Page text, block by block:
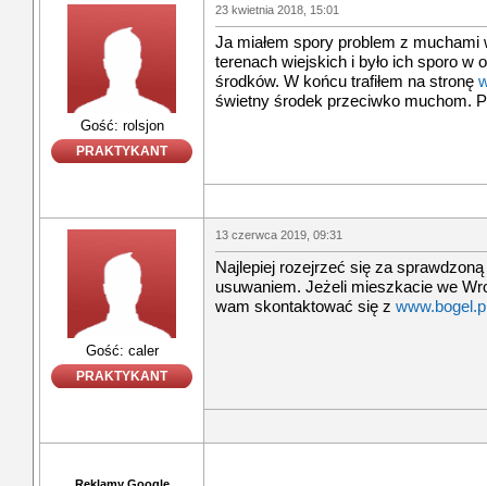
Gość: rolsjon
PRAKTYKANT
23 kwietnia 2018, 15:01
Ja miałem spory problem z
terenach wiejskich i było ich sporo w
środków. W końcu trafiłem na stronę
świetny środek przeciwko muchom.
Gość: caler
PRAKTYKANT
13 czerwca 2019, 09:31
Najlepiej rozejrzeć się za
usuwaniem. Jeżeli mieszkacie we
wam skontaktować się z